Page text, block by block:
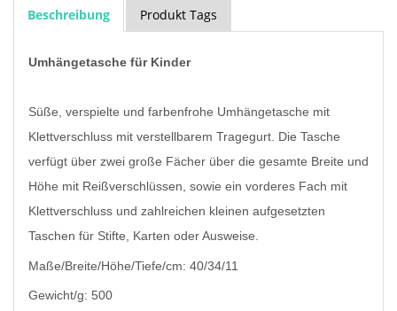
Beschreibung Produkt Tags
Umhängetasche für Kinder
Süße, verspielte und farbenfrohe Umhängetasche mit
Klettverschluss mit verstellbarem Tragegurt. Die Tasche
verfügt über zwei große Fächer über die gesamte Breite und
Höhe mit Reißverschlüssen, sowie ein vorderes Fach mit
Klettverschluss und zahlreichen kleinen aufgesetzten
Taschen für Stifte, Karten oder Ausweise.
Maße/Breite/Höhe/Tiefe/cm: 40/34/11
Gewicht/g: 500